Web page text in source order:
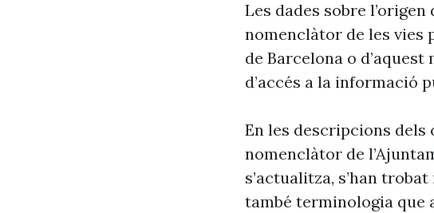
Les dades sobre
nomenclàtor de les vies
de Barcelona o
d’accés a la informació
En les descripcions
nomenclàtor de
s’actualitza, s’han
també terminologia que